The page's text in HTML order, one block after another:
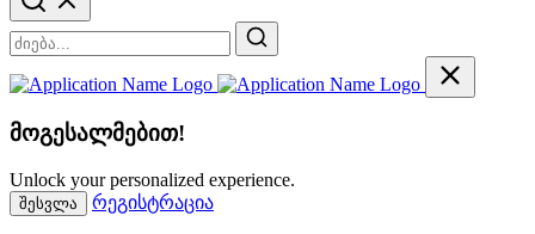
მოგესალმებით!
Unlock your personalized experience.
შესვლა რეგისტრაცია